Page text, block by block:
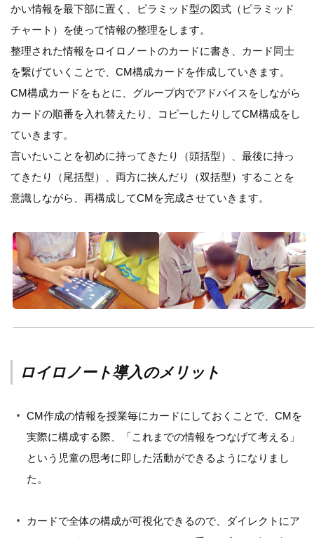
かい情報を最下部に置く、ピラミッド型の図式（ピラミッド
チャート）を使って情報の整理をします。
整理された情報をロイロノートのカードに書き、カード同士
を繋げていくことで、CM構成カードを作成していきます。
CM構成カードをもとに、グループ内でアドバイスをしながら
カードの順番を入れ替えたり、コピーしたりしてCM構成をし
ていきます。
言いたいことを初めに持ってきたり（頭括型）、最後に持っ
てきたり（尾括型）、両方に挟んだり（双括型）することを
意識しながら、再構成してCMを完成させていきます。
ロイロノート導入のメリット
CM作成の情報を授業毎にカードにしておくことで、CMを
実際に構成する際、「これまでの情報をつなげて考える」
という児童の思考に即した活動ができるようになりまし
た。
カードで全体の構成が可視化できるので、ダイレクトにア